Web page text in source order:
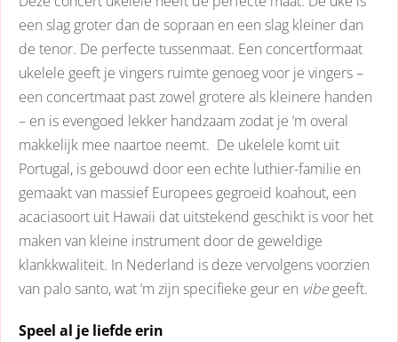
een slag groter dan de sopraan en een slag kleiner dan
de tenor. De perfecte tussenmaat. Een concertformaat
ukelele geeft je vingers ruimte genoeg voor je vingers –
een concertmaat past zowel grotere als kleinere handen
– en is evengoed lekker handzaam zodat je ‘m overal
makkelijk mee naartoe neemt. De ukelele komt uit
Portugal, is gebouwd door een echte luthier-familie en
gemaakt van massief Europees gegroeid koahout, een
acaciasoort uit Hawaii dat uitstekend geschikt is voor het
maken van kleine instrument door de geweldige
klankkwaliteit. In Nederland is deze vervolgens voorzien
van palo santo, wat ‘m zijn specifieke geur en vibegeeft.
Speel al je liefde erin